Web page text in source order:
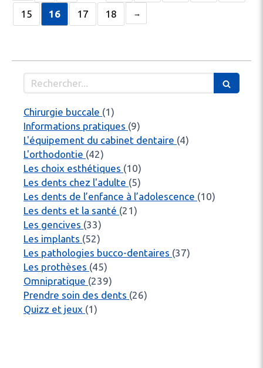
15 16 17 18
Rechercher
Chirurgie buccale (1)
Informations pratiques (9)
L'équipement du cabinet dentaire (4)
L'orthodontie (42)
Les choix esthétiques (10)
Les dents chez l'adulte (5)
Les dents de l’enfance à l’adolescence (10)
Les dents et la santé (21)
Les gencives (33)
Les implants (52)
Les pathologies bucco-dentaires (37)
Les prothèses (45)
Omnipratique (239)
Prendre soin des dents (26)
Quizz et jeux (1)